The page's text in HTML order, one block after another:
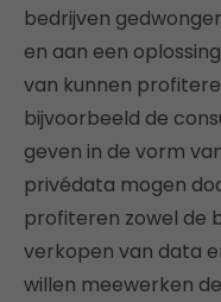
bedrijven
en aan een
van kunnen
bijvoorbeeld de
geven in de vorm
privédata mogen
profiteren zowel de
verkopen van data
willen meewerken